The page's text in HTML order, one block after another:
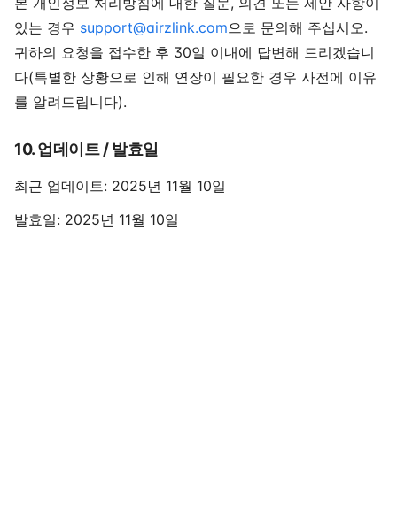
있는 경우 support@airzlink.com으로 문의해 주십시오.
귀하의 요청을 접수한 후 30일 이내에 답변해 드리겠습니
다(특별한 상황으로 인해 연장이 필요한 경우 사전에 이유
를 알려드립니다).
10. 업데이트 / 발효일
최근 업데이트: 2025년 11월 10일
발효일: 2025년 11월 10일